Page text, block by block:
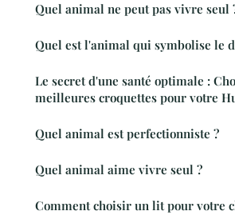
Quel animal ne peut pas vivre seul
Quel est l'animal qui symbolise le
Le secret d'une santé optimale :
meilleures croquettes pour votre
Quel animal est perfectionniste ?
Quel animal aime vivre seul ?
Comment choisir un lit pour votre